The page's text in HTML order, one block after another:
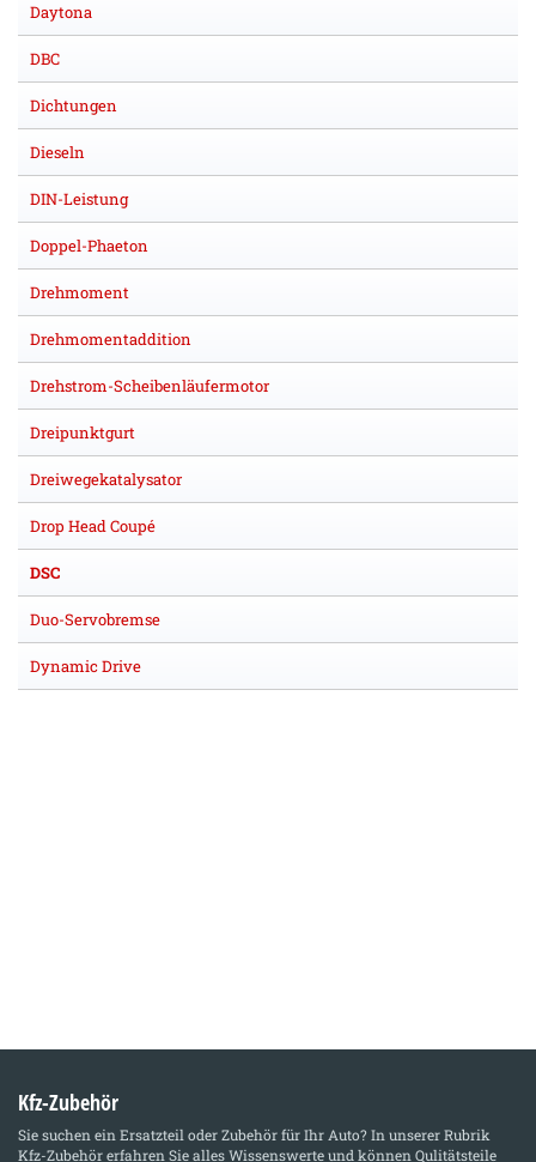
Daytona
DBC
Dichtungen
Dieseln
DIN-Leistung
Doppel-Phaeton
Drehmoment
Drehmomentaddition
Drehstrom-Scheibenläufermotor
Dreipunktgurt
Dreiwegekatalysator
Drop Head Coupé
DSC
Duo-Servobremse
Dynamic Drive
Kfz-Zubehör
Sie suchen ein Ersatzteil oder Zubehör für Ihr Auto? In unserer Rubrik
Kfz-Zubehörerfahren Sie alles Wissenswerte und können Qulitätsteile